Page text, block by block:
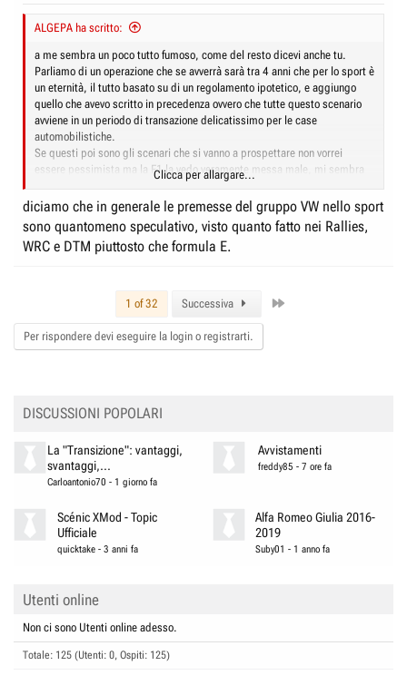
ALGEPA ha scritto:
a me sembra un poco tutto fumoso, come del resto dicevi anche tu.
Parliamo di un operazione che se avverrà sarà tra 4 anni che per lo sport è
un eternità, il tutto basato su di un regolamento ipotetico, e aggiungo
quello che avevo scritto in precedenza ovvero che tutte questo scenario
avviene in un periodo di transazione delicatissimo per le case
automobilistiche.
Se questi poi sono gli scenari che si vanno a prospettare non vorrei
essere pessimista ma la F1 la vedo veramente messa male, mi sembra
che stia seguendo il solco del DTM o del WEC
Clicca per allargare...
diciamo che in generale le premesse del gruppo VW nello sport
sono quantomeno speculativo, visto quanto fatto nei Rallies,
WRC e DTM piuttosto che formula E.
1 of 32 Successiva
Per rispondere devi eseguire la login o registrarti.
DISCUSSIONI POPOLARI
La "Transizione": vantaggi,
svantaggi,...
Carloantonio70 - 1 giorno fa
Avvistamenti
freddy85 - 7 ore fa
Scénic XMod - Topic
Ufficiale
quicktake -3 anni fa
Alfa Romeo Giulia 2016-
2019
Suby01 - 1 anno fa
Utenti online
Non ci sono Utenti online adesso.
Totale: 125 (Utenti: 0, Ospiti: 125)